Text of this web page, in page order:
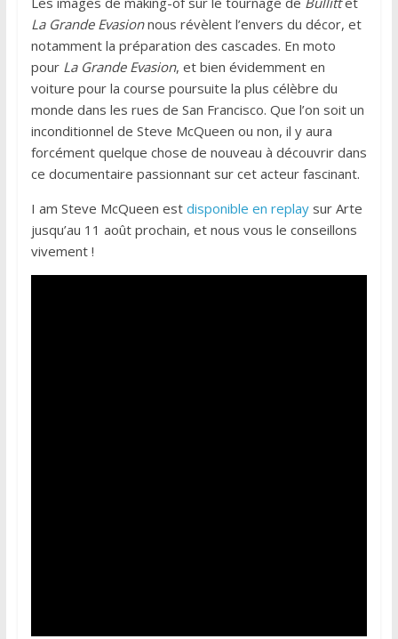
La Grande Evasionnous révèlent l’envers du décor, et
notamment la préparation des cascades. En moto
pour La Grande Evasion, et bien évidemment en
voiture pour la course poursuite la plus célèbre du
monde dans les rues de San Francisco. Que l’on soit un
inconditionnel de Steve McQueen ou non, il y aura
forcément quelque chose de nouveau à découvrir dans
ce documentaire passionnant sur cet acteur fascinant.
I am Steve McQueen est disponible en replaysur Arte
jusqu’au 11 août prochain, et nous vous le conseillons
vivement !